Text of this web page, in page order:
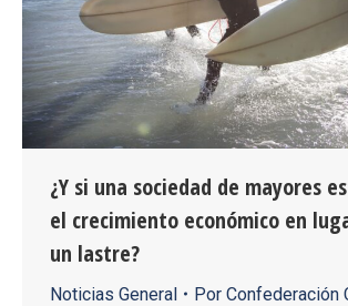
¿Y si una sociedad de mayores
el crecimiento económico en
un lastre?
Noticias General Por Confederación